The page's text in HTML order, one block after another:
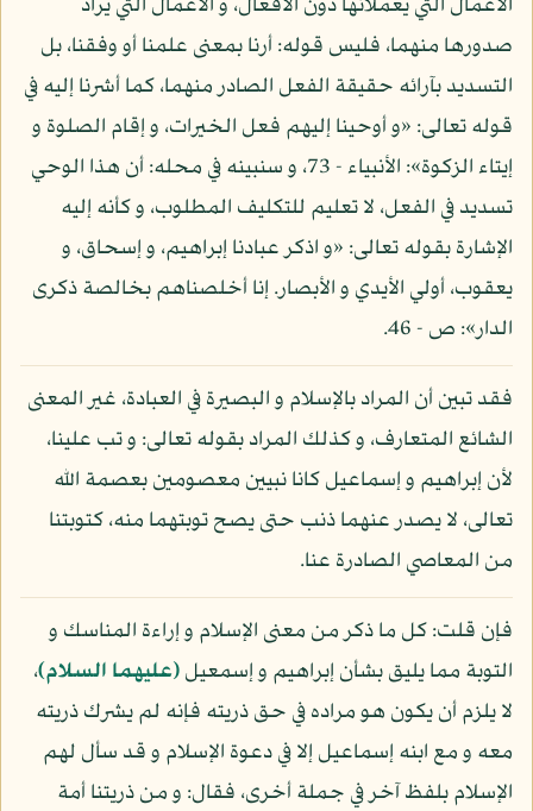
الأعمال التي يعملانها دون الأفعال، و الأعمال التي يراد
صدورها منهما، فليس قوله: أرنا بمعنى علمنا أو وفقنا، بل
التسديد بآرائه حقيقة الفعل الصادر منهما، كما أشرنا إليه في
قوله تعالى: «و أوحينا إليهم فعل الخيرات، و إقام الصلوة و
إيتاء الزكوة»: الأنبياء - 73، و سنبينه في محله: أن هذا الوحي
تسديد في الفعل، لا تعليم للتكليف المطلوب، و كأنه إليه
الإشارة بقوله تعالى: «و اذكر عبادنا إبراهيم، و إسحاق، و
يعقوب، أولي الأيدي و الأبصار. إنا أخلصناهم بخالصة ذكرى
الدار»: ص - 46.
فقد تبين أن المراد بالإسلام و البصيرة في العبادة، غير المعنى
الشائع المتعارف، و كذلك المراد بقوله تعالى: و تب علينا،
لأن إبراهيم و إسماعيل كانا نبيين معصومين بعصمة الله
تعالى، لا يصدر عنهما ذنب حتى يصح توبتهما منه، كتوبتنا
من المعاصي الصادرة عنا.
فإن قلت: كل ما ذكر من معنى الإسلام و إراءة المناسك و
التوبة مما يليق بشأن إبراهيم و إسمعيل(عليهما السلام)،
لا يلزم أن يكون هو مراده في حق ذريته فإنه لم يشرك ذريته
معه و مع ابنه إسماعيل إلا في دعوة الإسلام و قد سأل لهم
الإسلام بلفظ آخر في جملة أخرى، فقال: و من ذريتنا أمة